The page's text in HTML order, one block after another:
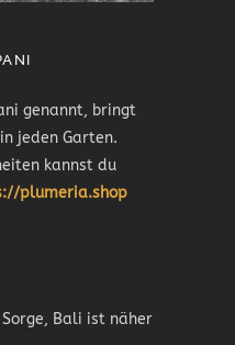
genannt, bringt
jeden Garten.
kannst du
plumeria.shop
Bali ist näher